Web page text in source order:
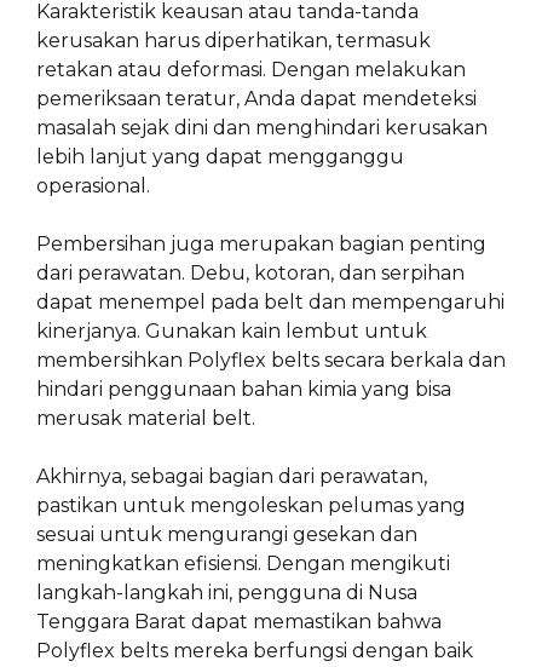
Karakteristik keausan atau tanda-tanda
kerusakan harus diperhatikan, termasuk
retakan atau deformasi. Dengan melakukan
pemeriksaan teratur, Anda dapat mendeteksi
masalah sejak dini dan menghindari kerusakan
lebih lanjut yang dapat mengganggu
operasional.
Pembersihan juga merupakan bagian penting
dari perawatan. Debu, kotoran, dan serpihan
dapat menempel pada belt dan mempengaruhi
kinerjanya. Gunakan kain lembut untuk
membersihkan Polyflex belts secara berkala dan
hindari penggunaan bahan kimia yang bisa
merusak material belt.
Akhirnya, sebagai bagian dari perawatan,
pastikan untuk mengoleskan pelumas yang
sesuai untuk mengurangi gesekan dan
meningkatkan efisiensi. Dengan mengikuti
langkah-langkah ini, pengguna di Nusa
Tenggara Barat dapat memastikan bahwa
Polyflex belts mereka berfungsi dengan baik